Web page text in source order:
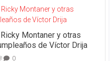
Montaner y otras
de Víctor Drija
0